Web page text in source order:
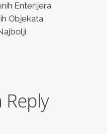
Enterijera
Objekata
Reply